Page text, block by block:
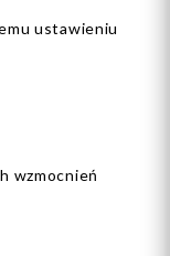
ustawieniu
wzmocnień